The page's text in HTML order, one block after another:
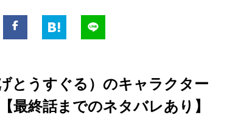
とうすぐる）のキャラクター
最終話までのネタバレあり】